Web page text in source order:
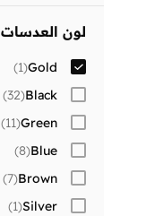
لون العدسات
Gold
(
1
)
Black
(
32
)
Green
(
11
)
Blue
(
8
)
Brown
(
7
)
Silver
(
1
)